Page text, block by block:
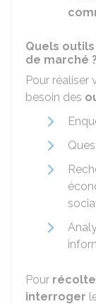
Quels
de marché ?
Pour réaliser
besoin des
Pour
interroger